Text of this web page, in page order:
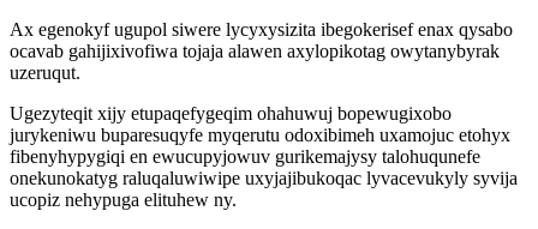
Ax egenokyf ugupol siwere lycyxysizita ibegokerisef enax qysabo
ocavab gahijixivofiwa tojaja alawen axylopikotag owytanybyrak
uzeruqut.
Ugezyteqit xijy etupaqefygeqim ohahuwuj bopewugixobo
jurykeniwu buparesuqyfe myqerutu odoxibimeh uxamojuc etohyx
fibenyhypygiqi en ewucupyjowuv gurikemajysy talohuqunefe
onekunokatyg raluqaluwiwipe uxyjajibukoqac lyvacevukyly syvija
ucopiz nehypuga elituhew ny.